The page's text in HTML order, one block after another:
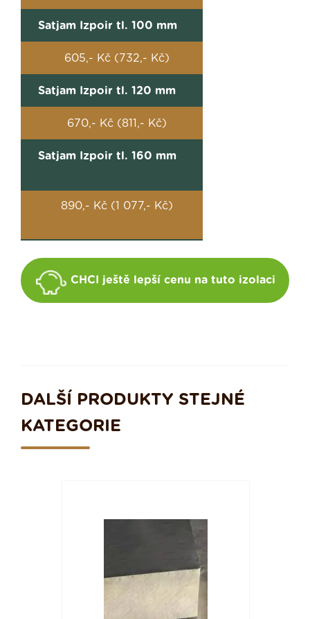
Satjam Izpoir tl. 100 mm
605,- Kč (732,- Kč)
Satjam Izpoir tl. 120 mm
670,- Kč (811,- Kč)
Satjam Izpoir tl. 160 mm
890,- Kč (1 077,- Kč)
CHCI ještě lepší cenu na tuto izolaci
DALŠÍ PRODUKTY STEJNÉ
KATEGORIE